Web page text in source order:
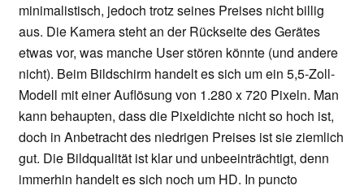
minimalistisch, jedoch trotz seines Preises nicht billig
aus. Die Kamera steht an der Rückseite des Gerätes
etwas vor, was manche User stören könnte (und andere
nicht). Beim Bildschirm handelt es sich um ein 5,5-Zoll-
Modell mit einer Auflösung von 1.280 x 720 Pixeln. Man
kann behaupten, dass die Pixeldichte nicht so hoch ist,
doch in Anbetracht des niedrigen Preises ist sie ziemlich
gut. Die Bildqualität ist klar und unbeeinträchtigt, denn
immerhin handelt es sich noch um HD. In puncto